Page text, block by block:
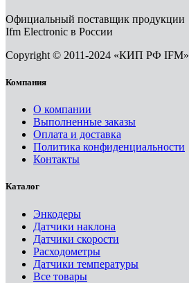
Официальный поставщик продукции
Ifm Electronic в России
Copyright © 2011-2024 «КИП РФ IFM»
Компания
О компании
Выполненные заказы
Оплата и доставка
Политика конфиденциальности
Контакты
Каталог
Энкодеры
Датчики наклона
Датчики скорости
Расходометры
Датчики температуры
Все товары